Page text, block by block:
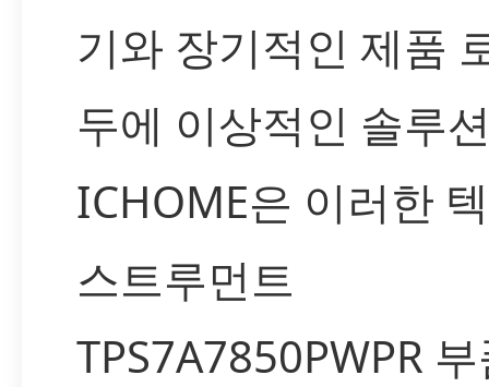
기와 장기적인 제품
두에 이상적인 솔루
ICHOME은 이러한
스트루먼트
TPS7A7850PWPR